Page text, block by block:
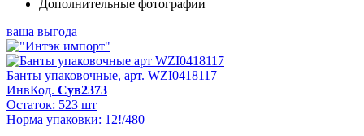
ваша выгода
Банты упаковочные, арт. WZI0418117
ИнвКод. Сув2373
Остаток: 523 шт
Норма упаковки: 12!/480